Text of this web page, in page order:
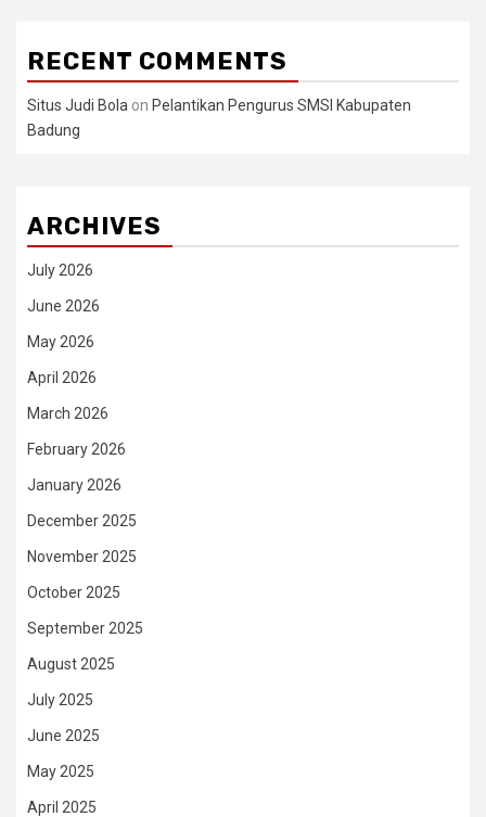
RECENT COMMENTS
Situs Judi Bola on Pelantikan Pengurus SMSI Kabupaten
Badung
ARCHIVES
July 2026
June 2026
May 2026
April 2026
March 2026
February 2026
January 2026
December 2025
November 2025
October 2025
September 2025
August 2025
July 2025
June 2025
May 2025
April 2025